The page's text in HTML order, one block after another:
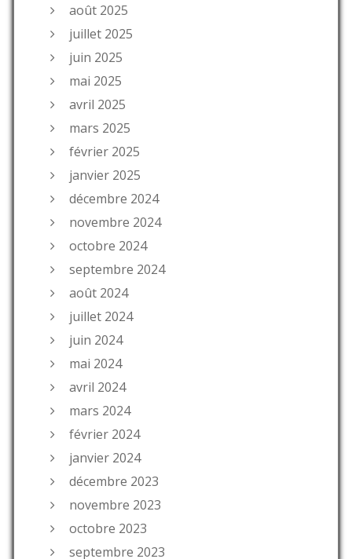
août 2025
juillet 2025
juin 2025
mai 2025
avril 2025
mars 2025
février 2025
janvier 2025
décembre 2024
novembre 2024
octobre 2024
septembre 2024
août 2024
juillet 2024
juin 2024
mai 2024
avril 2024
mars 2024
février 2024
janvier 2024
décembre 2023
novembre 2023
octobre 2023
septembre 2023